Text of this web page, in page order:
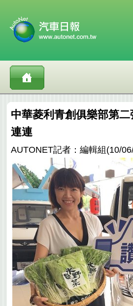
中華菱利青創俱樂部第
連連
AUTONET記者：編輯組(10/